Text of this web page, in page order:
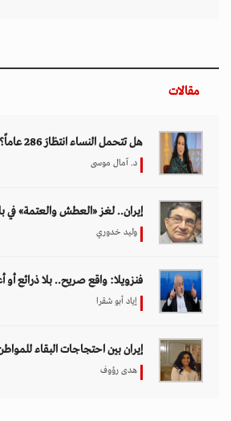
مقالات
هل تتحمل النساء انتظارَ 286 عاماً؟
د. آمال موسى
إيران.. لغز «العطش والعتمة» في
وليد خدوري
فنزويلا: واقع صريح.. بلا ذرائع أو
إياد أبو شقرا
إيران بين احتجاجات البقاء
هدى رؤوف